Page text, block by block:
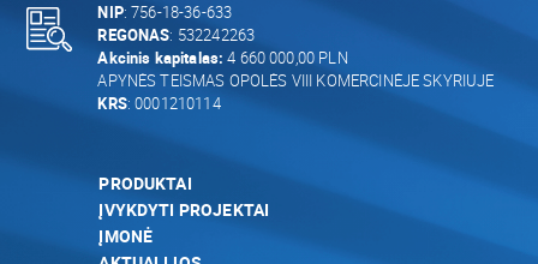
NIP: 756-18-36-633
REGONAS: 532242263
Akcinis kapitalas: 4 660 000,00 PLN
APYNĖS TEISMAS OPOLĖS VIII KOMERCINĖJE SKYRIUJE
KRS: 0001210114
PRODUKTAI
ĮVYKDYTI PROJEKTAI
ĮMONĖ